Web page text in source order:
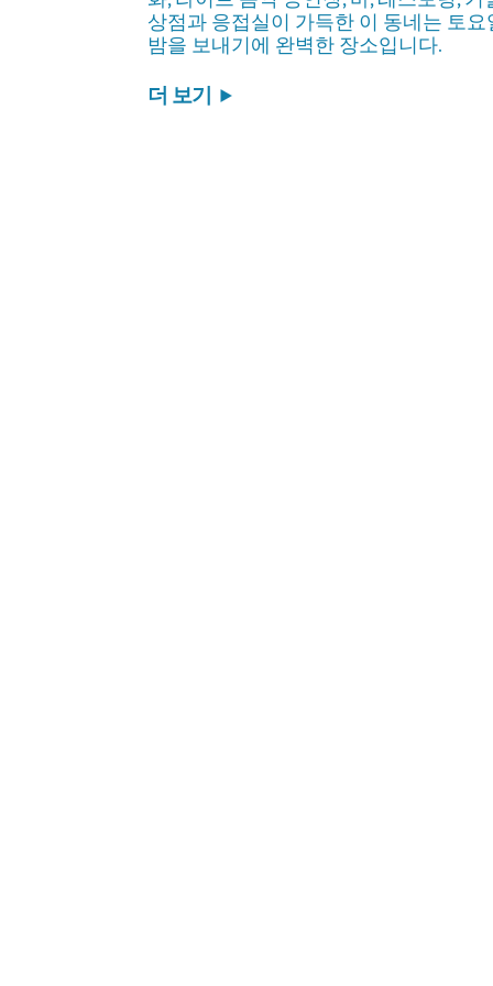
상점과 응접실이 가득한 이 동네는 토요
밤을 보내기에 완벽한 장소입니다.
더 보기